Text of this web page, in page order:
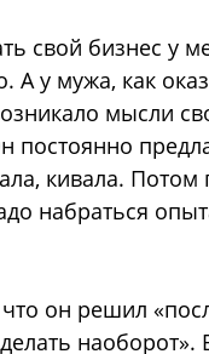
свой бизнес у
А у мужа, как
мысли
постоянно
кивала. Потом
набраться
он решил
наоборот».